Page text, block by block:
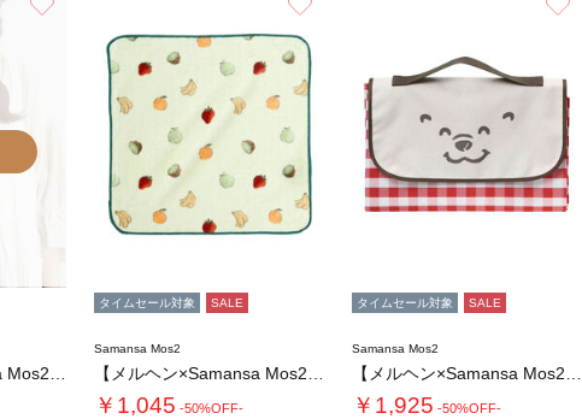
タイムセール対象 SALE
Samansa Mos2
￥1,045 -50%OFF-
タイムセール対象 SALE
Samansa Mos2
￥1,925 -50%OFF-